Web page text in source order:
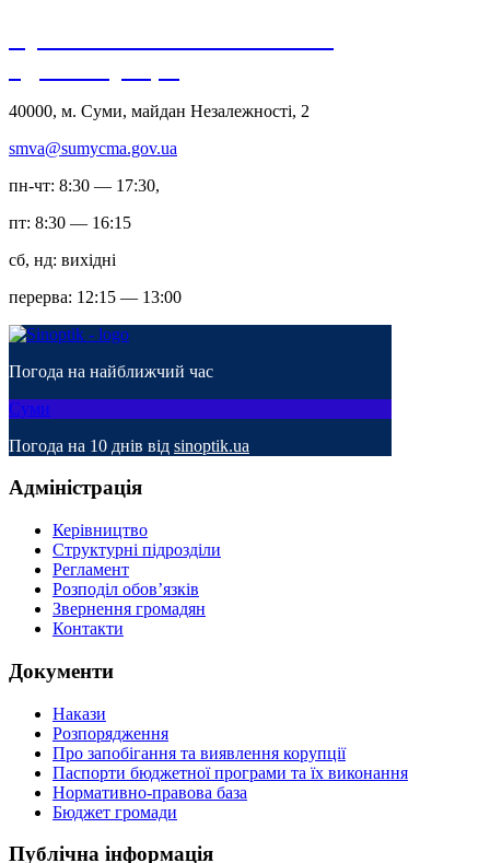
40000, м. Суми, майдан Незалежності, 2
smva@sumycma.gov.ua
пн-чт: 8:30 — 17:30,
пт: 8:30 — 16:15
сб, нд: вихідні
перерва: 12:15 — 13:00
Погода на найближчий час
Суми
Погода на 10 днів від sinoptik.ua
Адміністрація
Керівництво
Структурні підрозділи
Регламент
Розподіл обов’язків
Звернення громадян
Контакти
Документи
Накази
Розпорядження
Про запобігання та виявлення корупції
Паспорти бюджетної програми та їх виконання
Нормативно-правова база
Бюджет громади
Публічна інформація